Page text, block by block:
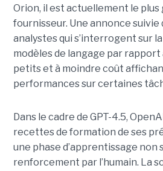
Orion, il est actuellement le plus
fournisseur. Une annonce suivie
analystes qui s’interrogent sur
modèles de langage par rapport
petits et à moindre coût
performances sur certaines
Dans le cadre de GPT-4.5,
recettes de formation de ses
une phase d’apprentissage non
renforcement par l’humain. La